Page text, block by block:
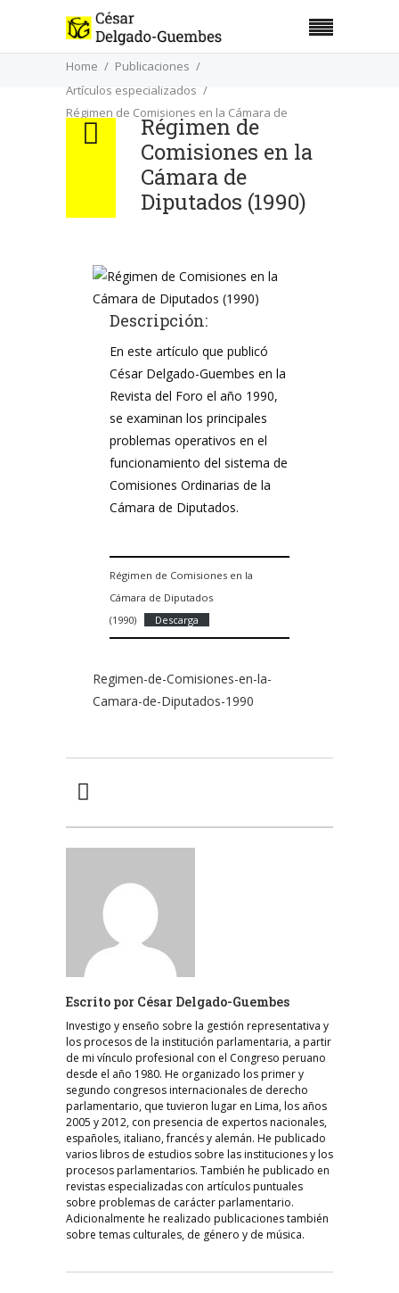
Home
Publicaciones
Artículos especializados
Régimen de Comisiones en la Cámara de
Diputados (1990)Régimen de
Comisiones en la
Cámara de
Diputados (1990)
Descripción:
En este artículo que publicó
César Delgado-Guembes en la
Revista del Foro el año 1990,
se examinan los principales
problemas operativos en el
funcionamiento del sistema de
Comisiones Ordinarias de la
Cámara de Diputados.
Régimen de Comisiones en la
Cámara de Diputados
(1990)
Descarga
Regimen-de-Comisiones-en-la-
Camara-de-Diputados-1990
Escrito por César Delgado-Guembes
Investigo y enseño sobre la gestión representativa y
los procesos de la institución parlamentaria, a partir
de mi vínculo profesional con el Congreso peruano
desde el año 1980. He organizado los primer y
segundo congresos internacionales de derecho
parlamentario, que tuvieron lugar en Lima, los años
2005 y 2012, con presencia de expertos nacionales,
españoles, italiano, francés y alemán. He publicado
varios libros de estudios sobre las instituciones y los
procesos parlamentarios. También he publicado en
revistas especializadas con artículos puntuales
sobre problemas de carácter parlamentario.
Adicionalmente he realizado publicaciones también
sobre temas culturales, de género y de música.